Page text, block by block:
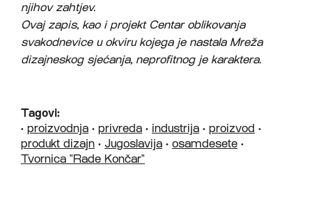
njihov zahtjev.
Ovaj zapis, kao i projekt Centar oblikovanja
svakodnevice u okviru kojega je nastala Mreža
dizajneskog sjećanja, neprofitnog je karaktera.
Tagovi:
• proizvodnja • privreda • industrija • proizvod •
produkt dizajn • Jugoslavija • osamdesete •
Tvornica "Rade Končar"